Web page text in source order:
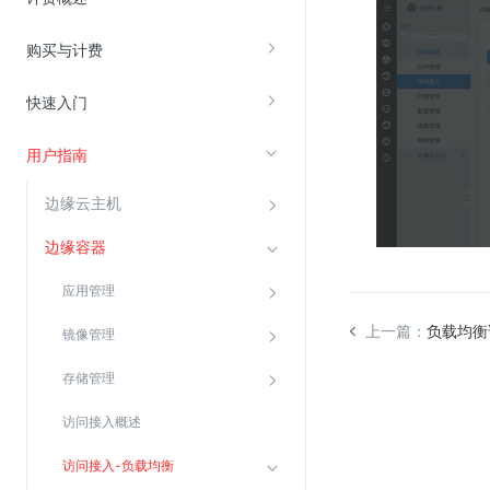
购买与计费
快速入门
用户指南
边缘云主机
边缘容器
应用管理
镜像管理
存储管理
访问接入概述
访问接入-负载均衡
视频云服务
云直播(KLS)
边缘节点计算
大模型应用防火墙
渗透测试
主机安全
上一篇： 负载均